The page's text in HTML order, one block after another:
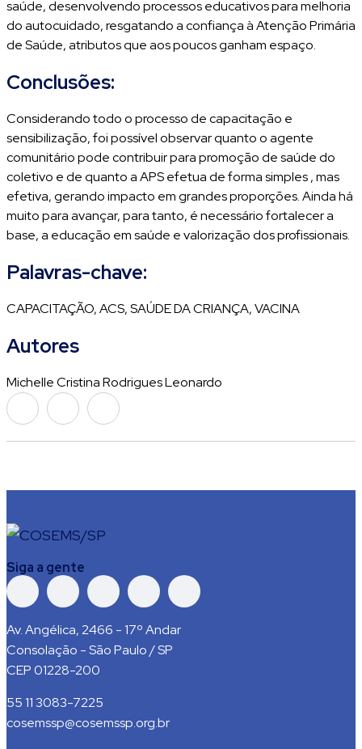
saúde, desenvolvendo processos educativos para melhoria
do autocuidado, resgatando a confiança à Atenção Primária
de Saúde, atributos que aos poucos ganham espaço.
Conclusões:
Considerando todo o processo de capacitação e
sensibilização, foi possível observar quanto o agente
comunitário pode contribuir para promoção de saúde do
coletivo e de quanto a APS efetua de forma simples , mas
efetiva, gerando impacto em grandes proporções. Ainda há
muito para avançar, para tanto, é necessário fortalecer a
base, a educação em saúde e valorização dos profissionais.
Palavras-chave:
CAPACITAÇÃO, ACS, SAÚDE DA CRIANÇA, VACINA
Autores
Michelle Cristina Rodrigues Leonardo
Siga a gente
Av. Angélica, 2466 - 17º Andar
Consolação - São Paulo / SP
CEP 01228-200
55 11 3083-7225
cosemssp@cosemssp.org.br